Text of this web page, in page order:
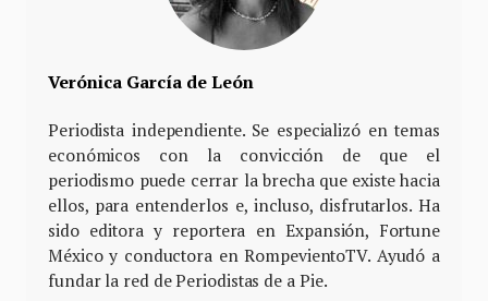
Verónica García de León
Periodista independiente. Se especializó en temas
económicos con la convicción de que el
periodismo puede cerrar la brecha que existe hacia
ellos, para entenderlos e, incluso, disfrutarlos. Ha
sido editora y reportera en Expansión, Fortune
México y conductora en RompevientoTV. Ayudó a
fundar la red de Periodistas de a Pie.